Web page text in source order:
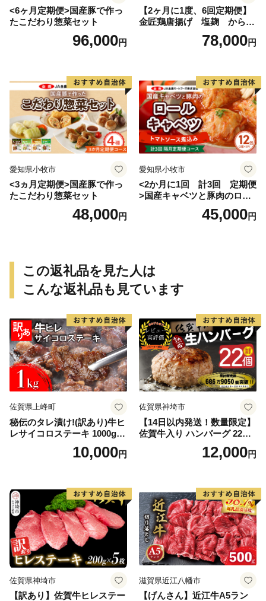
<6ヶ月定期便>国産豚で作っ
たこだわり惣菜セット
96,000円
【2ヶ月に1度、6回定期便】
金匠鶏唐揚げ 塩麹 からあ
78,000円
愛知県小牧市
<3ヵ月定期便>国産豚で作っ
たこだわり惣菜セット
48,000円
愛知県小牧市
<2か月に1回 計3回 定期便
>国産キャベツと豚肉のロー
ルキャベツ（6P入り）
45,000円
この返礼品を見た人は
こんな返礼品も見ています
佐賀県上峰町
秘伝のタレ漬け!(訳あり)牛ヒ
レサイコロステーキ 1000g
10,000円
佐賀県神埼市
【14日以内発送！数量限定】
佐賀牛入り ハンバーグ 22個
2.6kg(120g×22個)【佐賀牛
黒毛和牛 ブランド牛 九州 ハ
気】(H083106)
12,000円
佐賀県神埼市
【訳あり】佐賀牛ヒレステー
滋賀県近江八幡市
【げんさん】近江牛A5ラン